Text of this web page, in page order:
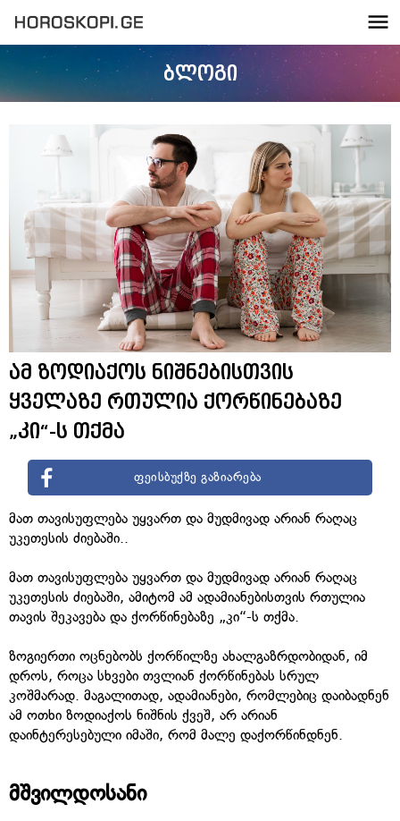
ბლოგი
ამ ზოდიაქოს ნიშნებისთვის
ყველაზე რთულია ქორწინებაზე
„კი“-ს თქმა
ფეისბუქზე გაზიარება
მათ თავისუფლება უყვართ და მუდმივად არიან რაღაც
უკეთესის ძიებაში..
მათ თავისუფლება უყვართ და მუდმივად არიან რაღაც
უკეთესის ძიებაში, ამიტომ ამ ადამიანებისთვის რთულია
თავის შეკავება და ქორწინებაზე „კი“-ს თქმა.
ზოგიერთი ოცნებობს ქორწილზე ახალგაზრდობიდან, იმ
დროს, როცა სხვები თვლიან ქორწინებას სრულ
კოშმარად. მაგალითად, ადამიანები, რომლებიც დაიბადნენ
ამ ოთხი ზოდიაქოს ნიშნის ქვეშ, არ არიან
დაინტერესებული იმაში, რომ მალე დაქორწინდნენ.
მშვილდოსანი